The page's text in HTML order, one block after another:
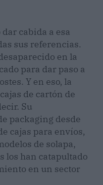
cabida a esa
sus referencias.
en la
para dar paso a
Y en eso, la
de cartón de
Su
packaging desde
cajas para envíos,
de solapa,
los han catapultado
en un sector